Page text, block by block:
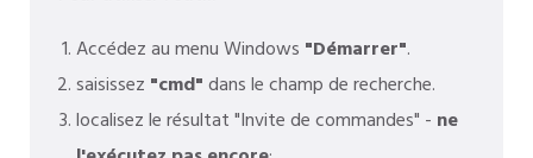
Accédez au menu Windows "Démarrer".
saisissez "cmd"dans le champ de recherche.
localisez le résultat "Invite de commandes" - ne